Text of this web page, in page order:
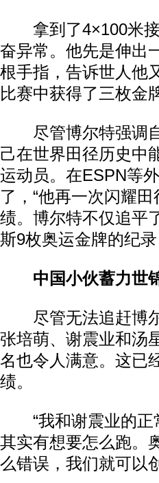
拿到了4×100米接
奋异常。他先是伸出
根手指，告诉世人他
比赛中获得了三枚金
尽管博尔特强调自
己在世界田径历史中
运动员。在ESPN等
了，“他再一次闪耀
绩。博尔特不仅追平
斯9枚奥运金牌的纪
中国小伙蓄力世
尽管无法追赶博尔
张培萌、谢震业和汤
名也令人满意。这已
绩。
“我和谢震业的正
其实有想要怎么跑。
么错误，我们就可以